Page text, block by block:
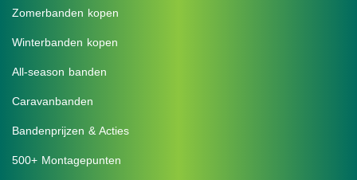
Zomerbanden kopen
Winterbanden kopen
All-season banden
Caravanbanden
Bandenprijzen & Acties
500+ Montagepunten